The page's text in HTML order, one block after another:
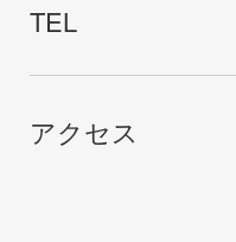
TEL
アクセス